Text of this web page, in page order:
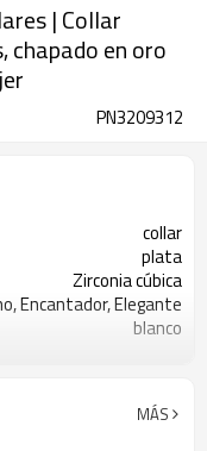
| Collar
chapado en oro
PN3209312
collar
plata
Zirconia cúbica
Encantador, Elegante
blanco
en oro de 18 quilates
MÁS